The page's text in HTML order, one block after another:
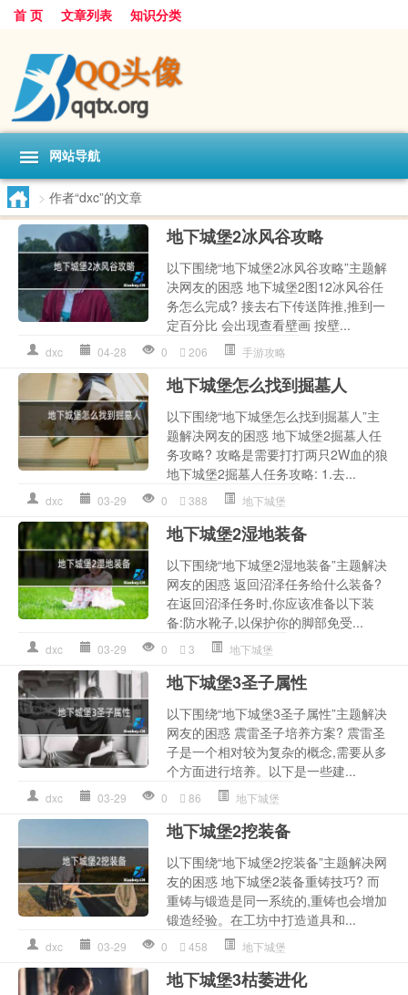
首 页 文章列表 知识分类
网站导航
> 作者“dxc”的文章
地下城堡2冰风谷攻略
以下围绕“地下城堡2冰风谷攻略”主题解
决网友的困惑 地下城堡2图12冰风谷任
务怎么完成? 接去右下传送阵推,推到一
定百分比 会出现查看壁画 按壁...
dxc 04-28 0 206 手游攻略
地下城堡怎么找到掘墓人
以下围绕“地下城堡怎么找到掘墓人”主
题解决网友的困惑 地下城堡2掘墓人任
务攻略? 攻略是需要打打两只2W血的狼
地下城堡2掘墓人任务攻略: 1.去...
dxc 03-29 0 388 地下城堡
地下城堡2湿地装备
以下围绕“地下城堡2湿地装备”主题解决
网友的困惑 返回沼泽任务给什么装备?
在返回沼泽任务时,你应该准备以下装
备:防水靴子,以保护你的脚部免受...
dxc 03-29 0 3 地下城堡
地下城堡3圣子属性
以下围绕“地下城堡3圣子属性”主题解决
网友的困惑 震雷圣子培养方案? 震雷圣
子是一个相对较为复杂的概念,需要从多
个方面进行培养。以下是一些建...
dxc 03-29 0 86 地下城堡
地下城堡2挖装备
以下围绕“地下城堡2挖装备”主题解决网
友的困惑 地下城堡2装备重铸技巧? 而
重铸与锻造是同一系统的,重铸也会增加
锻造经验。在工坊中打造道具和...
dxc 03-29 0 458 地下城堡
地下城堡3枯萎进化